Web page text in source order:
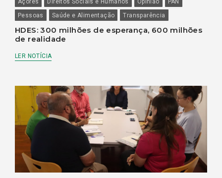
Açores Direitos Sociais e Humanos Opinião
PAN
Pessoas
Saúde e Alimentação Transparência
HDES: 300 milhões de esperança, 600 milhões
de realidade
LER NOTÍCIA